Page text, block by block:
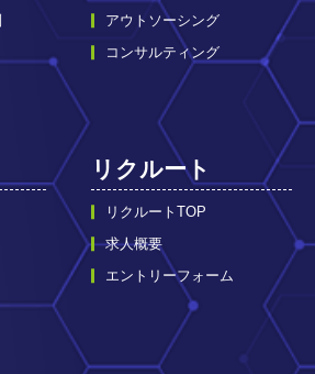
アウトソーシング
コンサルティング
リクルート
リクルートTOP
求人概要
エントリーフォーム